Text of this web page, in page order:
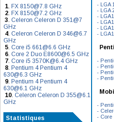
1. FX 8150@7.8 GHz
2. FX 8150@7.2 GHz
3. Celeron Celeron D 351@7
GHz
4. Celeron Celeron D 346@6.7
GHz
5. Core i5 661@6.6 GHz
6. Core 2 Duo E8600@6.5 GHz
7. Core i5 3570K@6.4 GHz
8. Pentium 4 Pentium 4
630@6.3 GHz
9. Pentium 4 Pentium 4
630@6.1 GHz
10. Celeron Celeron D 355@6.1
GHz
Statistiques
- LGA
- LGA
-
-
-
-
-
-
-
-
-
-
- Core